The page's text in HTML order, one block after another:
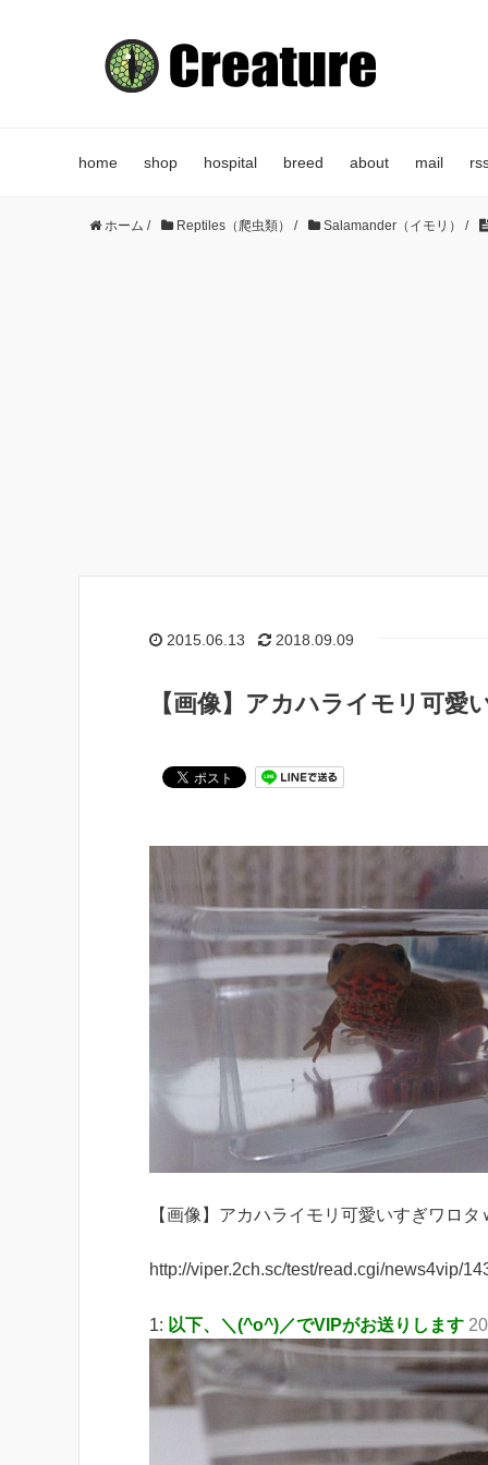
home shop hospital breed about mail
ホーム / Reptiles（爬虫類） / Salamander（イモリ） /
2015.06.13 2018.09.09
【画像】アカハライモリ可愛
【画像】アカハライモリ可愛いすぎワロタ
http://viper.2ch.sc/test/read.cgi/news4vip/
1: 以下、＼(^o^)／でVIPがお送りします